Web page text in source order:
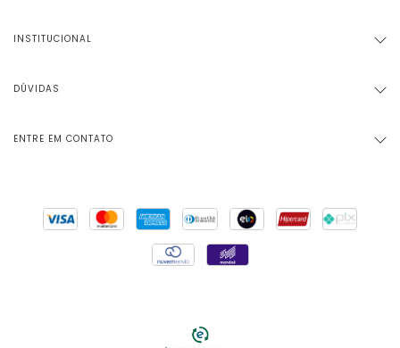
INSTITUCIONAL
DÚVIDAS
ENTRE EM CONTATO